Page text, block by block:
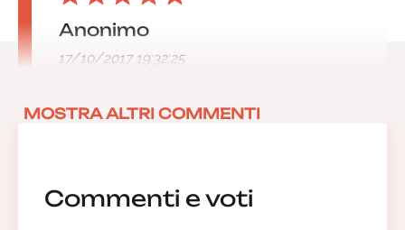
Commenti e voti
Anonimo
17/10/2017 19:32:25
MOSTRA ALTRI COMMENTI